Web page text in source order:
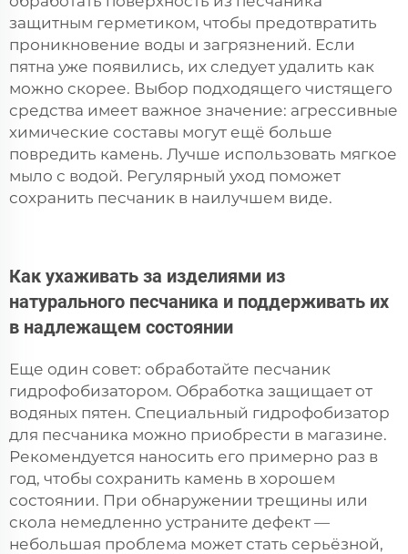
защитным герметиком, чтобы предотвратить
проникновение воды и загрязнений. Если
пятна уже появились, их следует удалить как
можно скорее. Выбор подходящего чистящего
средства имеет важное значение: агрессивные
химические составы могут ещё больше
повредить камень. Лучше использовать мягкое
мыло с водой. Регулярный уход поможет
сохранить песчаник в наилучшем виде.
Как ухаживать за изделиями из
натурального песчаника и поддерживать их
в надлежащем состоянии
Еще один совет: обработайте песчаник
гидрофобизатором. Обработка защищает от
водяных пятен. Специальный гидрофобизатор
для песчаника можно приобрести в магазине.
Рекомендуется наносить его примерно раз в
год, чтобы сохранить камень в хорошем
состоянии. При обнаружении трещины или
скола немедленно устраните дефект —
небольшая проблема может стать серьёзной,